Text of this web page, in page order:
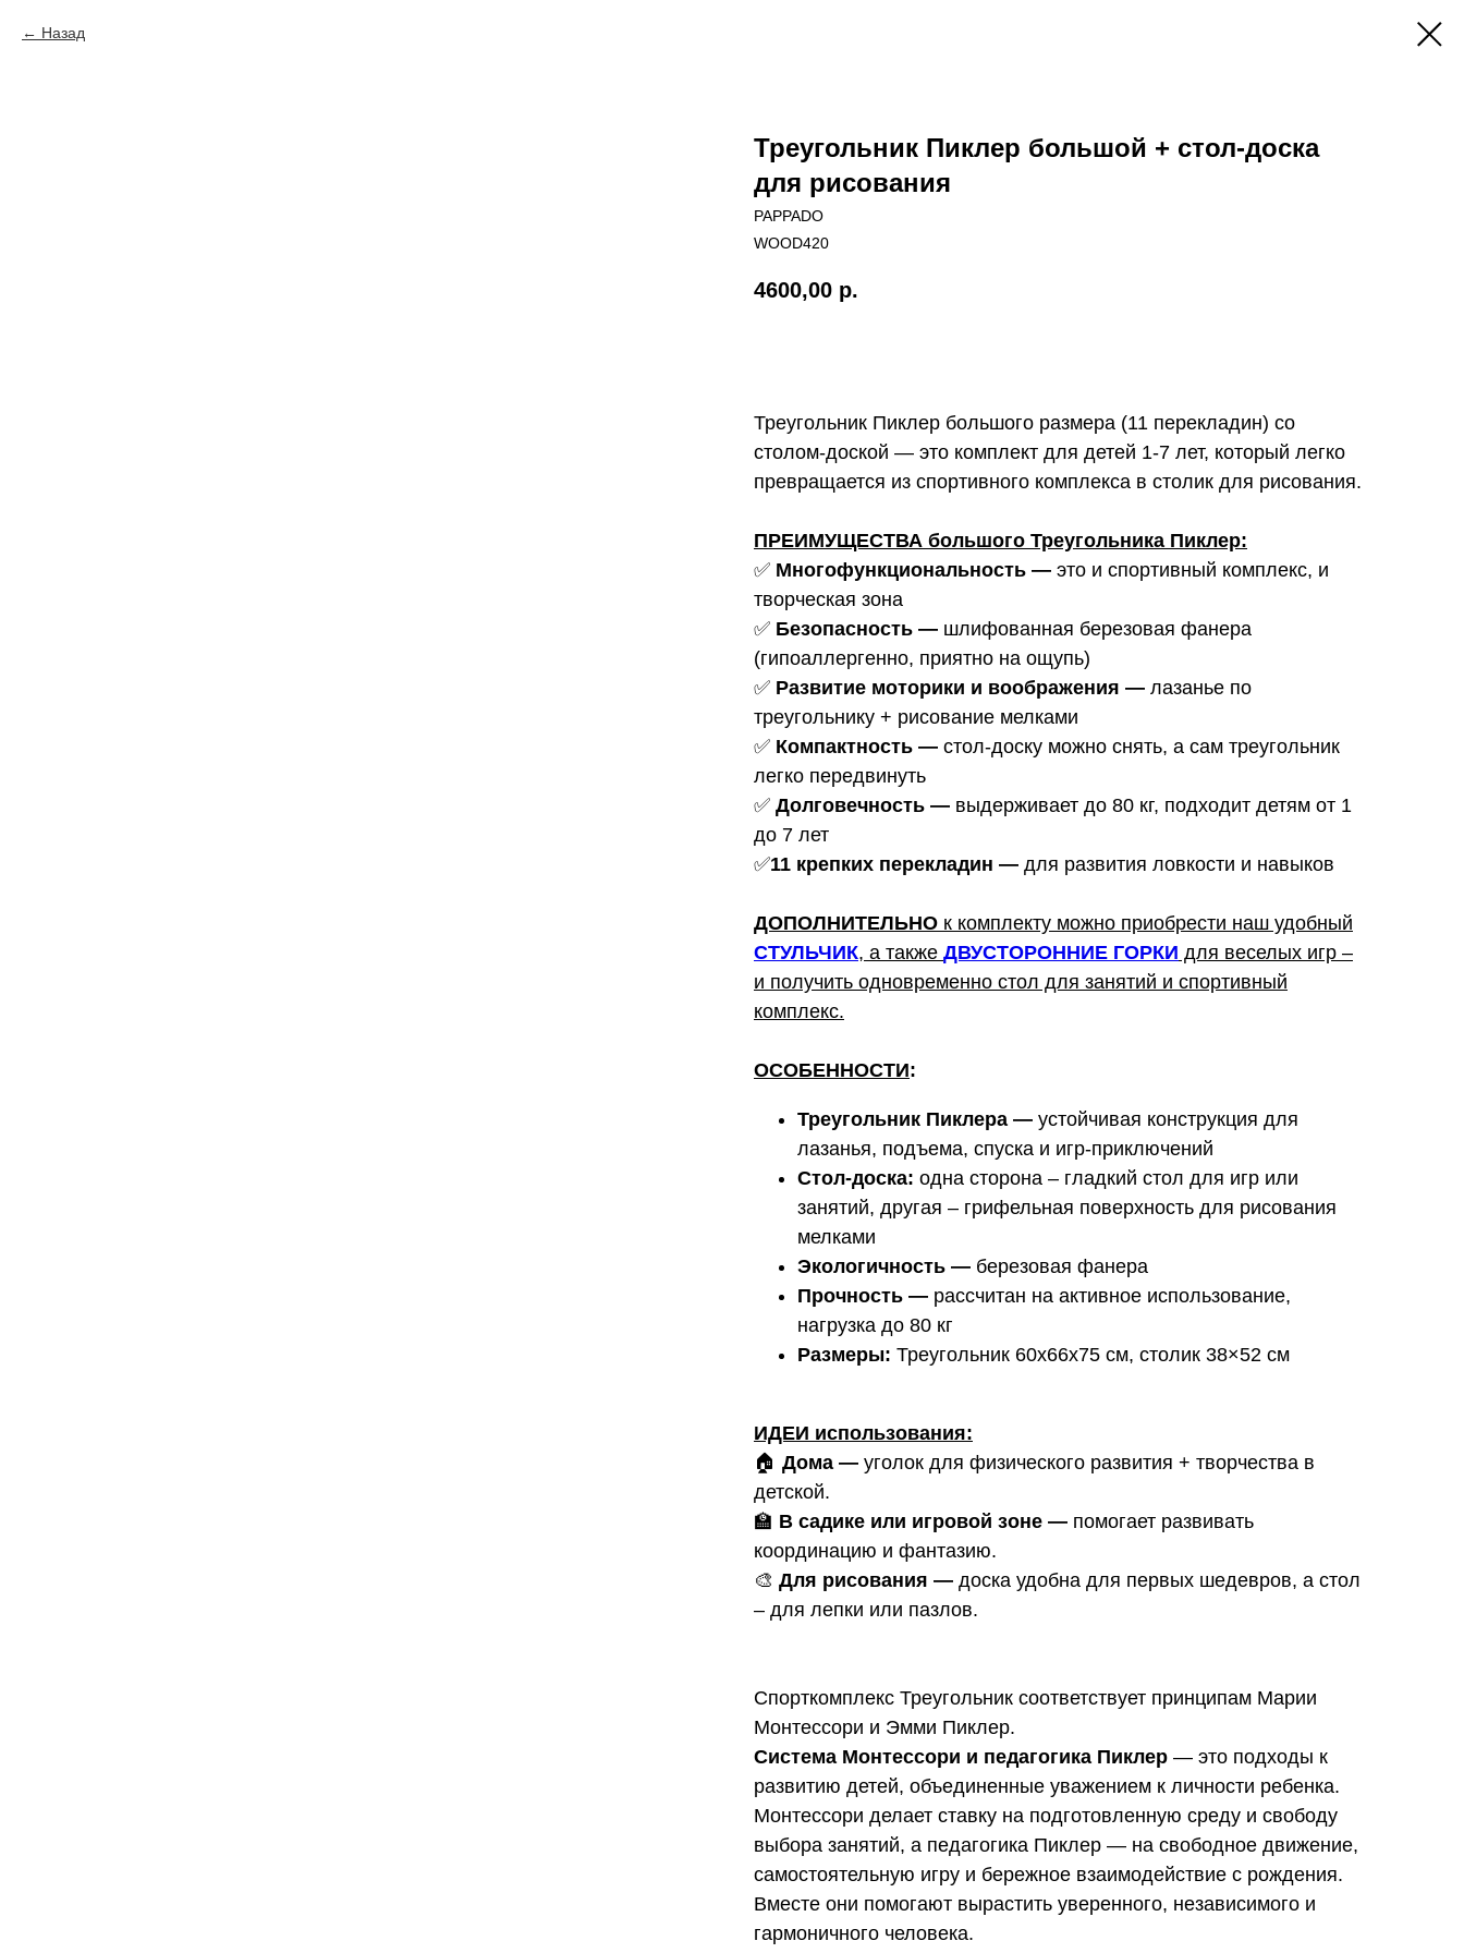
Назад
Треугольник Пиклер большой + стол-доска
для рисования
PAPPADO
WOOD420
4600,00 р.
Треугольник Пиклер большого размера (11 перекладин) со
столом-доской — это комплект для детей 1-7 лет, который легко
превращается из спортивного комплекса в столик для рисования.
ПРЕИМУЩЕСТВА большого Треугольника Пиклер:
✅ Многофункциональность — это и спортивный комплекс, и
творческая зона
✅ Безопасность — шлифованная березовая фанера
(гипоаллергенно, приятно на ощупь)
✅ Развитие моторики и воображения — лазанье по
треугольнику + рисование мелками
✅ Компактность — стол-доску можно снять, а сам треугольник
легко передвинуть
✅ Долговечность — выдерживает до 80 кг, подходит детям от 1
до 7 лет
✅11 крепких перекладин — для развития ловкости и навыков
ДОПОЛНИТЕЛЬНО к комплекту можно приобрести наш удобный
СТУЛЬЧИК, а также ДВУСТОРОННИЕ ГОРКИ для веселых игр –
и получить одновременно стол для занятий и спортивный
комплекс.
ОСОБЕННОСТИ:
Треугольник Пиклера — устойчивая конструкция для
лазанья, подъема, спуска и игр-приключений
Стол-доска: одна сторона – гладкий стол для игр или
занятий, другая – грифельная поверхность для рисования
мелками
Экологичность — березовая фанера
Прочность — рассчитан на активное использование,
нагрузка до 80 кг
Размеры: Треугольник 60х66х75 см, столик 38×52 см
ИДЕИ использования:
🏠 Дома — уголок для физического развития + творчества в
детской.
🏫 В садике или игровой зоне — помогает развивать
координацию и фантазию.
🎨 Для рисования — доска удобна для первых шедевров, а стол
– для лепки или пазлов.
Спорткомплекс Треугольник соответствует принципам Марии
Монтессори и Эмми Пиклер.
Система Монтессори и педагогика Пиклер — это подходы к
развитию детей, объединенные уважением к личности ребенка.
Монтессори делает ставку на подготовленную среду и свободу
выбора занятий, а педагогика Пиклер — на свободное движение,
самостоятельную игру и бережное взаимодействие с рождения.
Вместе они помогают вырастить уверенного, независимого и
гармоничного человека.